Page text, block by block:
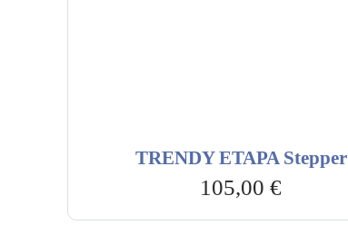
TRENDY ETAPA Stepper
105,00€